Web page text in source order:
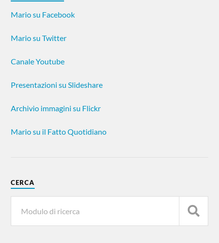
Mario su Facebook
Mario su Twitter
Canale Youtube
Presentazioni su Slideshare
Archivio immagini su Flickr
Mario su il Fatto Quotidiano
CERCA